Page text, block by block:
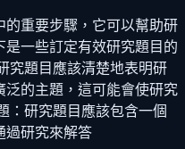
重要步驟，它可以幫助研
一些訂定有效研究題目的
究題目應該清楚地表明研
泛的主題，這可能會使研究
：研究題目應該包含一個
過研究來解答